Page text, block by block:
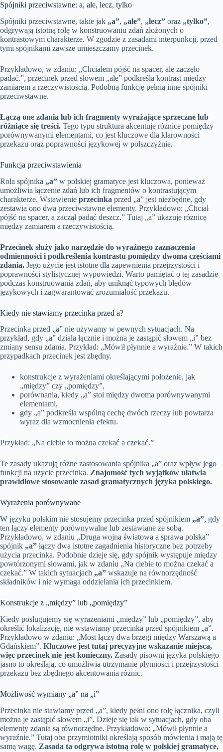
Spójniki przeciwstawne: a, ale, lecz, tylko
Spójniki przeciwstawne, takie jak „a”, „ale”, „lecz” oraz „tylko”,
odgrywają istotną rolę w konstruowaniu zdań złożonych o
kontrastowym charakterze. W zgodzie z zasadami interpunkcji, przed
tymi spójnikami zawsze umieszczamy przecinek.
Przykładowo, w zdaniu: „Chciałem pójść na spacer, ale zaczęło
padać.”, przecinek przed słowem „ale” podkreśla kontrast między
zamiarem a rzeczywistością. Podobną funkcję pełnią inne spójniki
przeciwstawne.
Łączą one zdania lub ich fragmenty wyrażające sprzeczne lub
różniące się treści. Tego typu struktura akcentuje różnice pomiędzy
porównywanymi elementami, co jest kluczowe dla klarowności
przekazu oraz poprawności językowej w polszczyźnie.
Funkcja przeciwstawienia
Rola spójnika „a” w polskiej gramatyce jest kluczowa, ponieważ
umożliwia łączenie zdań lub ich fragmentów o kontrastującym
charakterze. Wstawienie przecinka przed „a” jest niezbędne, gdy
zestawia ono dwa przeciwstawne elementy. Przykładowo: „Chciał
pójść na spacer, a zaczął padać deszcz.” Tutaj „a” ukazuje różnicę
między zamiarem a rzeczywistością.
Przecinek służy jako narzędzie do wyraźnego zaznaczenia
odmienności i podkreślenia kontrastu pomiędzy dwoma częściami
zdania. Jego użycie jest istotne dla zapewnienia przejrzystości i
poprawności stylistycznej wypowiedzi. Warto pamiętać o tej zasadzie
podczas konstruowania zdań, aby uniknąć typowych błędów
językowych i zagwarantować zrozumiałość przekazu.
Kiedy nie stawiamy przecinka przed a?
Przecinka przed „a” nie używamy w pewnych sytuacjach. Na
przykład, gdy „a” działa łącznie i można je zastąpić słowem „i” bez
zmiany sensu zdania. Przykład: „Mówił płynnie a wyraźnie.” W takich
przypadkach przecinek jest zbędny.
konstrukcje z wyrażeniami określającymi położenie, jak
„między” czy „pomiędzy”,
porównania, kiedy „a” stoi między dwoma porównywanymi
elementami,
gdy „a” podkreśla wspólną cechę dwóch rzeczy lub powtarza
wyraz dla wzmocnienia efektu.
Przykład: „Na ciebie to można czekać a czekać.”
Te zasady ukazują różne zastosowania spójnika „a” oraz wpływ jego
funkcji na użycie przecinka. Znajomość tych wyjątków ułatwia
prawidłowe stosowanie zasad gramatycznych języka polskiego.
Wyrażenia porównywane
W języku polskim nie stosujemy przecinka przed spójnikiem „a”, gdy
ten łączy elementy porównywalne lub zestawiane ze sobą.
Przykładowo, w zdaniu „Druga wojna światowa a sprawa polska”
spójnik „a” łączy dwa istotne zagadnienia historyczne bez potrzeby
użycia przecinka. Podobnie dzieje się, gdy spójnik występuje między
powtórzonymi słowami, jak w zdaniu „Na ciebie to można czekać a
czekać.” W takich sytuacjach „a” wskazuje na równorzędność
składników i nie wymaga oddzielania ich przecinkiem.
Konstrukcje z „między” lub „pomiędzy”
Kiedy posługujemy się wyrażeniami „między” lub „pomiędzy”, aby
określić lokalizację, nie wstawiamy przecinka przed spójnikiem „a”.
Przykładowo w zdaniu: „Most łączy dwa brzegi między Warszawą a
Gdańskiem”. Kluczowe jest tutaj precyzyjne wskazanie miejsca,
więc przecinek nie jest konieczny. Zasady pisowni języka polskiego
jasno to określają, co umożliwia utrzymanie płynności i przejrzystości
przekazu bez zbędnego akcentowania różnic.
Możliwość wymiany „a” na „i”
Przecinka nie stawiamy przed „a”, kiedy pełni ono rolę łącznika, czyli
można je zastąpić słowem „i”. Dzieje się tak w sytuacjach, gdy oba
elementy zdania są równorzędne. Przykładowo: „Mówił płynnie a
wyraźnie.” Tutaj oba przymiotniki określają sposób mówienia i mają tę
samą wagę. Zasada ta odgrywa istotną rolę w polskiej gramatyce,